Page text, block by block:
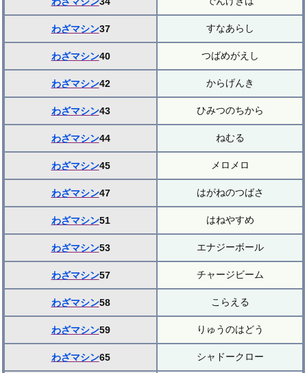
わざマシン37 すなあらし
わざマシン40 つばめがえし
わざマシン42 からげんき
わざマシン43 ひみつのちから
わざマシン44 ねむる
わざマシン45 メロメロ
わざマシン47 はがねのつばさ
わざマシン51 はねやすめ
わざマシン53 エナジーボール
わざマシン57 チャージビーム
わざマシン58 こらえる
わざマシン59 りゅうのはどう
わざマシン65 シャドークロー